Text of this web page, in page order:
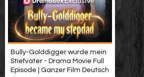
Bully-Golddigger wurde mein
Stiefvater - Drama Movie Full
Episode | Ganzer Film Deutsch